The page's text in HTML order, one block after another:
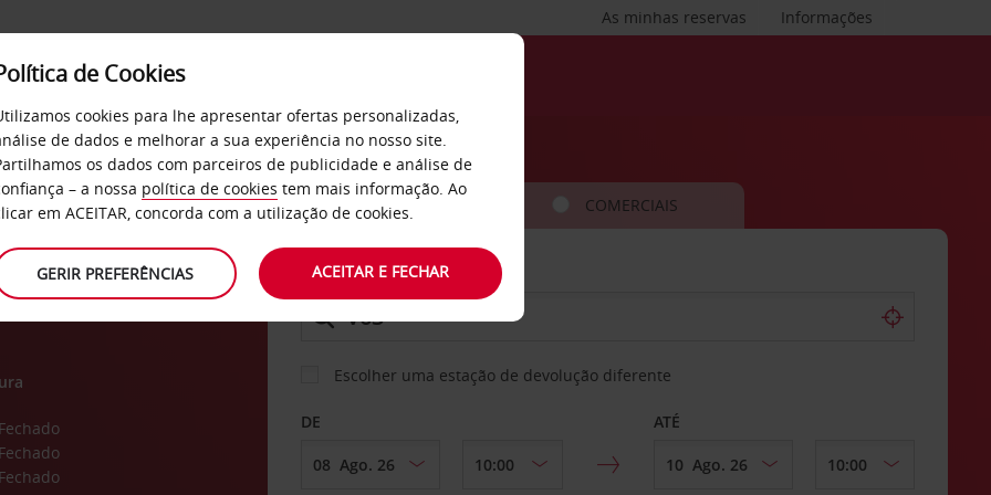
Informações
As minhas reservas
SERVIÇOS EMPRESAS
Fechado
Fechado
Fechado
CARRO COMERCIAIS
LEVANTAR EM
Escolher uma estação de devolução diferente
DE ATÉ
de Cookies
cookies para lhe apresentar ofertas personalizadas,
de dados e melhorar a sua experiência no nosso site.
os dados com parceiros de publicidade e análise de
– a nossa política de cookies tem mais informação. Ao
em ACEITAR, concorda com a utilização de cookies.
GERIR PREFERÊNCIAS ACEITAR E FECHAR